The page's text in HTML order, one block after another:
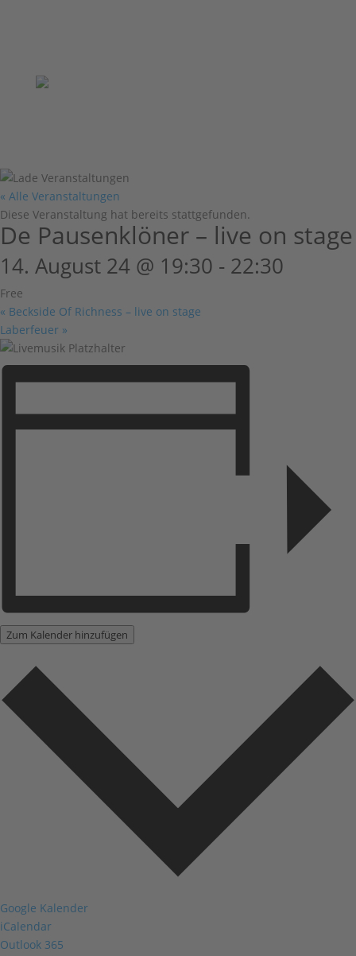
« Alle Veranstaltungen
Diese Veranstaltung hat bereits stattgefunden.
De Pausenklöner – live on stage
14. August 24 @ 19:30 - 22:30
Free
« Beckside Of Richness – live on stage
Laberfeuer »
Zum Kalender hinzufügen
Google Kalender
iCalendar
Outlook 365